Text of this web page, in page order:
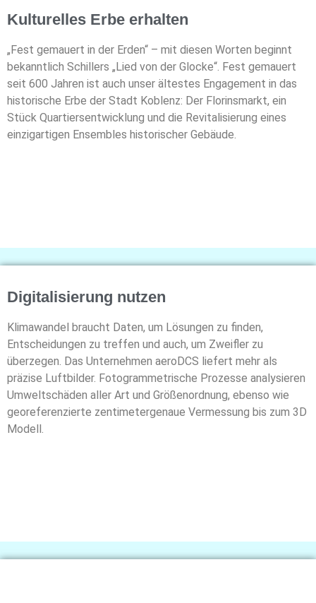
Kulturelles Erbe erhalten
„Fest gemauert in der Erden“ – mit diesen Worten beginnt
bekanntlich Schillers „Lied von der Glocke“. Fest gemauert
seit 600 Jahren ist auch unser ältestes Engagement in das
historische Erbe der Stadt Koblenz: Der Florinsmarkt, ein
Stück Quartiersentwicklung und die Revitalisierung eines
einzigartigen Ensembles historischer Gebäude.
Digitalisierung nutzen
Klimawandel braucht Daten, um Lösungen zu finden,
Entscheidungen zu treffen und auch, um Zweifler zu
überzegen. Das Unternehmen aeroDCS liefert mehr als
präzise Luftbilder. Fotogrammetrische Prozesse analysieren
Umweltschäden aller Art und Größenordnung, ebenso wie
georeferenzierte zentimetergenaue Vermessung bis zum 3D
Modell.